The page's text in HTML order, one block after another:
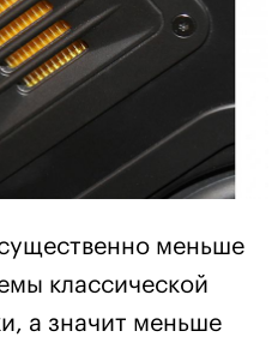
меньше
классической
а значит меньше